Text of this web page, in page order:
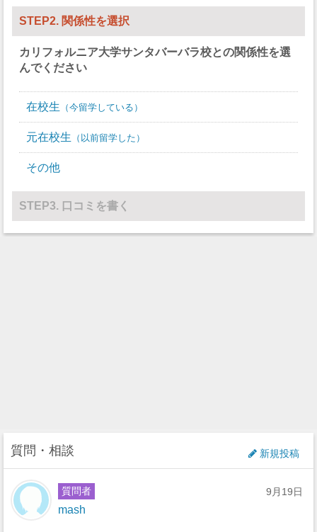
STEP2. 関係性を選択
カリフォルニア大学サンタバーバラ校との関係性を選
んでください
在校生 今留学している
元在校生 以前留学した
その他
STEP3. 口コミを書く
質問・相談 新規投稿
質問者
mash
9月19日